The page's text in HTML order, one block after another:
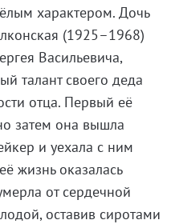
характером. Дочь
(1925–1968)
Васильевича,
талант своего деда
отца. Первый её
затем она вышла
и уехала с ним
жизнь оказалась
от сердечной
оставив сиротами